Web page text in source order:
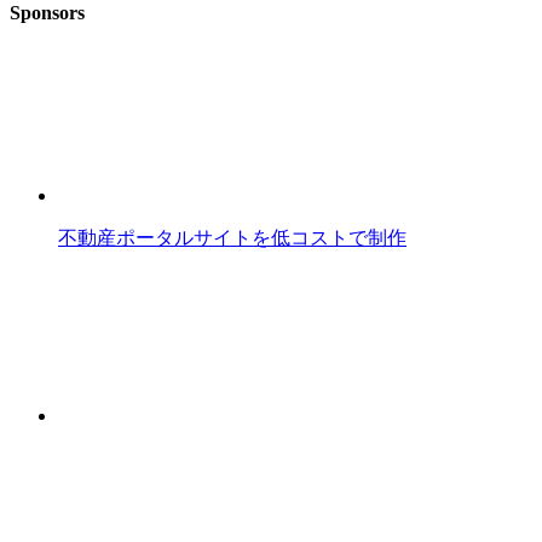
Sponsors
不動産ポータルサイトを低コストで制作